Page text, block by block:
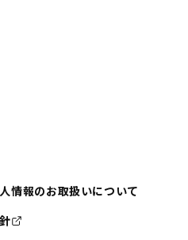
情報のお取扱いについて